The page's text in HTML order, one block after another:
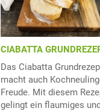
CIABATTA
Das Ciabatta
macht auch
Freude. Mit diesem
gelingt ein flaumiges